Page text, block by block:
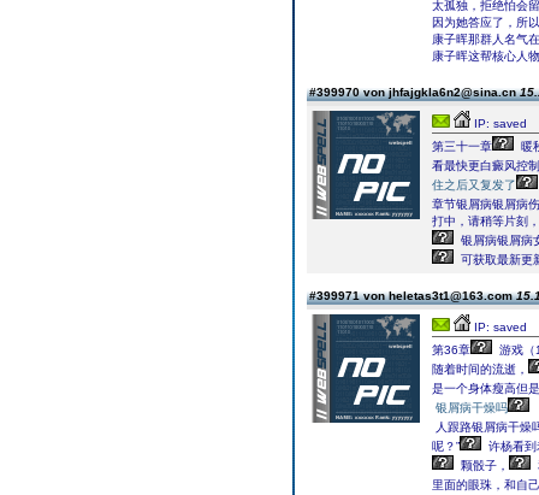
太孤独，拒绝怕会
因为她答应了，所
康子晖那群人名气
康子晖这帮核心人
#399970 von jhfajgkla6n2@sina.cn
IP: saved
第三十一章
暖
看最快更白癜风控
住之后又复发了
章节银屑病银屑病
打中，请稍等片刻
银屑病银屑病
可获取最新更
#399971 von heletas3t1@163.com
IP: saved
第36章
游戏（
随着时间的流逝，
是一个身体瘦高但
银屑病干燥吗
人跟路银屑病干燥
呢？”
许杨看
颗骰子，
里面的眼珠，和自